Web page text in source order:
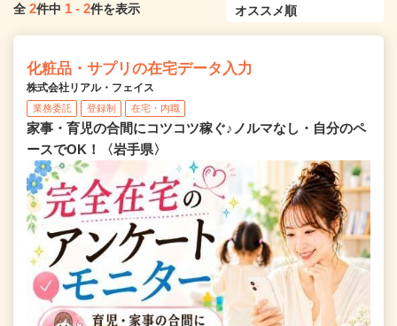
全 2件中 1 - 2件を表示
化粧品・サプリの在宅データ入力
株式会社リアル・フェイス
業務委託 登録制 在宅・内職
家事・育児の合間にコツコツ稼ぐ♪ノルマなし・自分のペ
ースでOK！〈岩手県〉